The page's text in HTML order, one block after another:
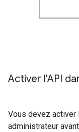
Activer l'API
Vous devez activer
administrateur